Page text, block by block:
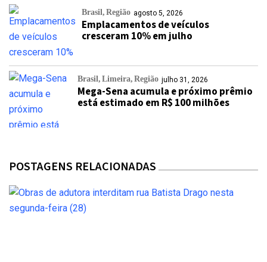
Brasil Região agosto 5, 2026
Emplacamentos de veículos
cresceram 10% em julho
Brasil Limeira Região julho 31, 2026
Mega-Sena acumula e próximo prêmio
está estimado em R$ 100 milhões
POSTAGENS RELACIONADAS